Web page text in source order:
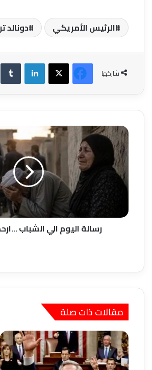
الرئيس الأمريكي دونالد
شاركها
فيسبوك‫X لينكدإن
رسالة
اليوم
الي
الشباب
...ارحموا
والديكم
رسالة اليوم الي الشباب
مقالات ذات صلة